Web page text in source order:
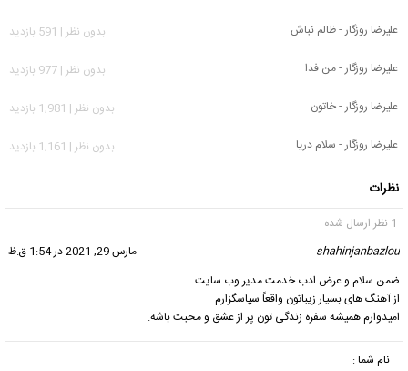
علیرضا روزگار - ظالم نباش
بدون نظر | 591 بازدید
علیرضا روزگار - من فدا
بدون نظر | 977 بازدید
علیرضا روزگار - خاتون
بدون نظر | 1,981 بازدید
علیرضا روزگار - سلام دریا
بدون نظر | 1,161 بازدید
نظرات
1 نظر ارسال شده
shahinjanbazlou
مارس 29, 2021 در 1:54 ق.ظ
ضمن سلام و عرض ادب خدمت مدیر وب سایت
از آهنگ های بسیار زیباتون واقعاً سپاسگزارم
امیدوارم همیشه سفره زندگی تون پر از عشق و محبت باشه.
نام شما :